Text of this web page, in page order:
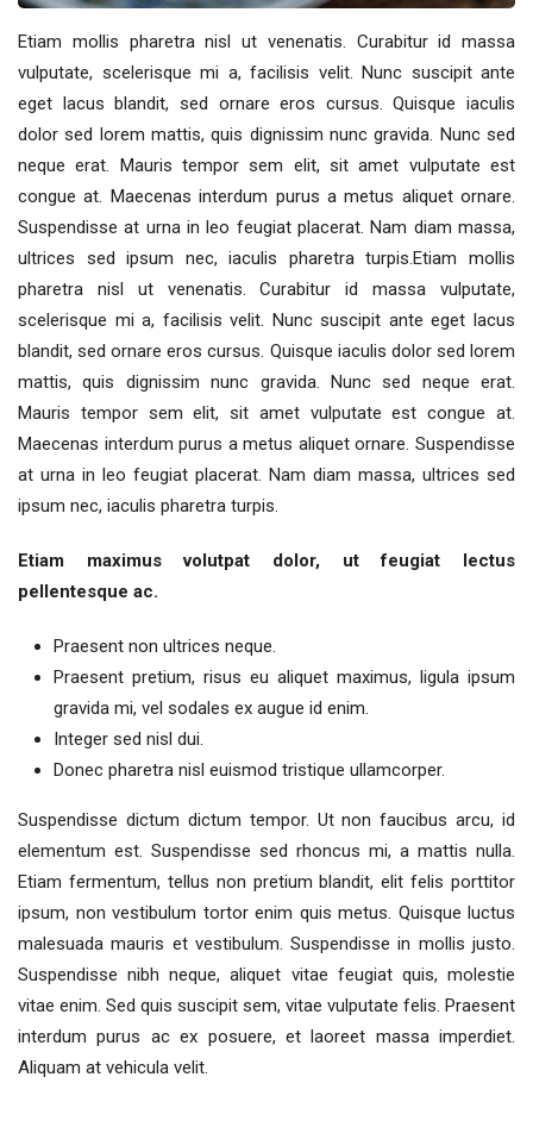
Etiam mollis pharetra nisl ut venenatis. Curabitur id massa
vulputate, scelerisque mi a, facilisis velit. Nunc suscipit ante
eget lacus blandit, sed ornare eros cursus. Quisque iaculis
dolor sed lorem mattis, quis dignissim nunc gravida. Nunc sed
neque erat. Mauris tempor sem elit, sit amet vulputate est
congue at. Maecenas interdum purus a metus aliquet ornare.
Suspendisse at urna in leo feugiat placerat. Nam diam massa,
ultrices sed ipsum nec, iaculis pharetra turpis.Etiam mollis
pharetra nisl ut venenatis. Curabitur id massa vulputate,
scelerisque mi a, facilisis velit. Nunc suscipit ante eget lacus
blandit, sed ornare eros cursus. Quisque iaculis dolor sed lorem
mattis, quis dignissim nunc gravida. Nunc sed neque erat.
Mauris tempor sem elit, sit amet vulputate est congue at.
Maecenas interdum purus a metus aliquet ornare. Suspendisse
at urna in leo feugiat placerat. Nam diam massa, ultrices sed
ipsum nec, iaculis pharetra turpis.
Etiam maximus volutpat dolor, ut feugiat lectus
pellentesque ac.
Praesent non ultrices neque.
Praesent pretium, risus eu aliquet maximus, ligula ipsum
gravida mi, vel sodales ex augue id enim.
Integer sed nisl dui.
Donec pharetra nisl euismod tristique ullamcorper.
Suspendisse dictum dictum tempor. Ut non faucibus arcu, id
elementum est. Suspendisse sed rhoncus mi, a mattis nulla.
Etiam fermentum, tellus non pretium blandit, elit felis porttitor
ipsum, non vestibulum tortor enim quis metus. Quisque luctus
malesuada mauris et vestibulum. Suspendisse in mollis justo.
Suspendisse nibh neque, aliquet vitae feugiat quis, molestie
vitae enim. Sed quis suscipit sem, vitae vulputate felis. Praesent
interdum purus ac ex posuere, et laoreet massa imperdiet.
Aliquam at vehicula velit.